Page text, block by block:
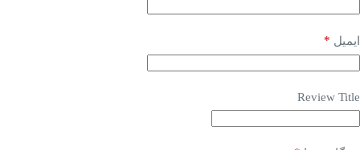
ایمیل *
Review Title